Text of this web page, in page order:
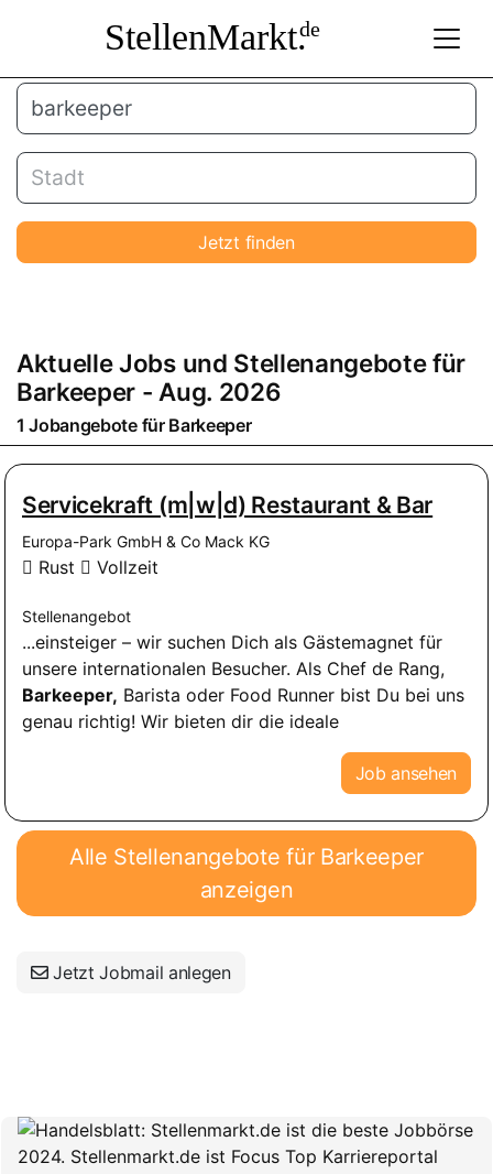
StellenMarkt.de
Jetzt finden
Aktuelle Jobs und Stellenangebote für
Barkeeper - Aug. 2026
1 Jobangebote für Barkeeper
Servicekraft (m|w|d) Restaurant & Bar
Europa-Park GmbH & Co Mack KG
Rust Vollzeit
Stellenangebot
...einsteiger – wir suchen Dich als Gästemagnet für
unsere internationalen Besucher. Als Chef de Rang,
Barkeeper, Barista oder Food Runner bist Du bei uns
genau richtig! Wir bieten dir die ideale
Job ansehen
Alle Stellenangebote für Barkeeper
anzeigen
Jetzt Jobmail anlegen